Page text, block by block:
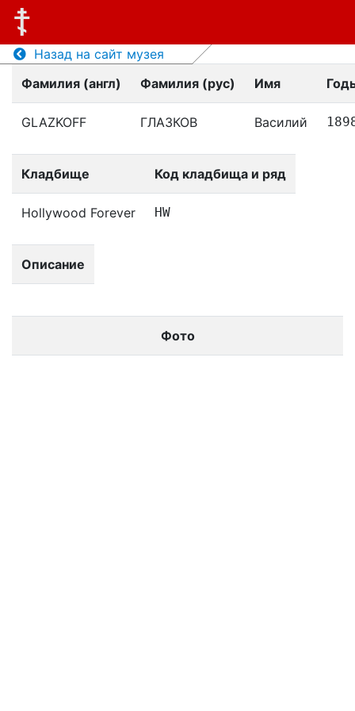
Назад на сайт музея
Фамилия (англ)
Фамилия (рус) Имя
GLAZKOFF ГЛАЗКОВ Василий
Кладбище Код кладбища и ряд
Hollywood Forever HW
Описание
Фото